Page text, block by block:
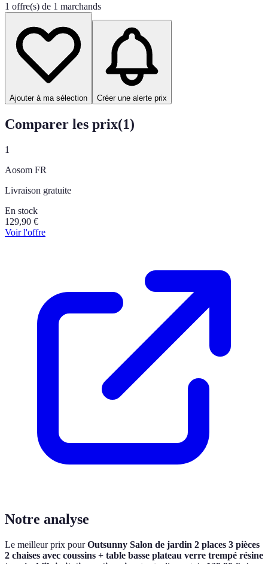
1 offre(s) de 1 marchands
Ajouter à ma sélection Créer une alerte prix
Comparer les prix(1)
1
Aosom FR
Livraison gratuite
En stock
129,90 €
Voir l'offre
Notre analyse
Le meilleur prix pourOutsunny Salon de jardin 2 places 3 pièces
2 chaises avec coussins + table basse plateau verre trempé résine